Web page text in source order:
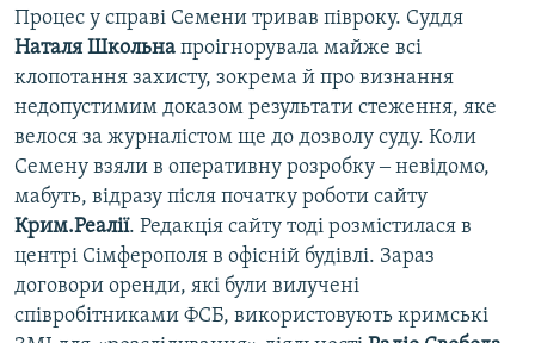
Процес у справі Семени тривав півроку. Суддя
Наталя Школьна проігнорувала майже всі
клопотання захисту, зокрема й про визнання
недопустимим доказом результати стеження, яке
велося за журналістом ще до дозволу суду. Коли
Семену взяли в оперативну розробку ‒ невідомо,
мабуть, відразу після початку роботи сайту
Крим.Реалії. Редакція сайту тоді розмістилася в
центрі Сімферополя в офісній будівлі. Зараз
договори оренди, які були вилучені
співробітниками ФСБ, використовують кримські